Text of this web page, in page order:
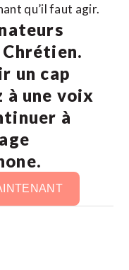
qu’il faut agir.
Chrétien.
un cap
une voix
à